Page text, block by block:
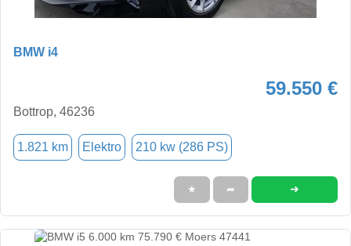
BMW i4
59.550 €
Bottrop, 46236
1.821 km Elektro 210 kw (286 PS)
★ ➦ ➜